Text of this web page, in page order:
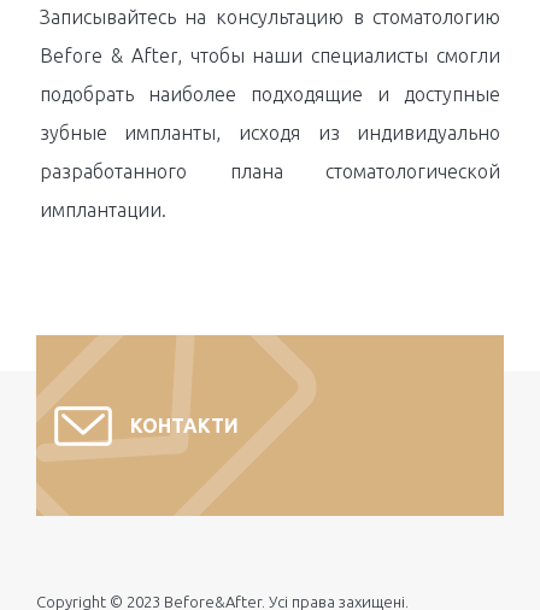
Записывайтесь на консультацию в стоматологию
Before & After, чтобы наши специалисты смогли
подобрать наиболее подходящие и доступные
зубные импланты, исходя из индивидуально
разработанного плана стоматологической
имплантации.
КОНТАКТИ
Copyright © 2023 Before&After. Усі права захищені.